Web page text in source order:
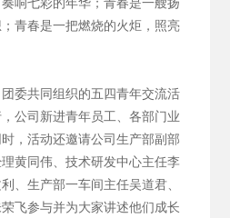
奏响七彩的年华；青春是一艘扬
青春是一把燃烧的火炬，照亮
委共同组织的五四青年交流活
公司新进青年员工、各部门业
，活动还邀请公司生产部副部
黄同伟、技术研发中心主任李
、生产部一车间主任吴道君、
飞参与并为大家讲述他们成长